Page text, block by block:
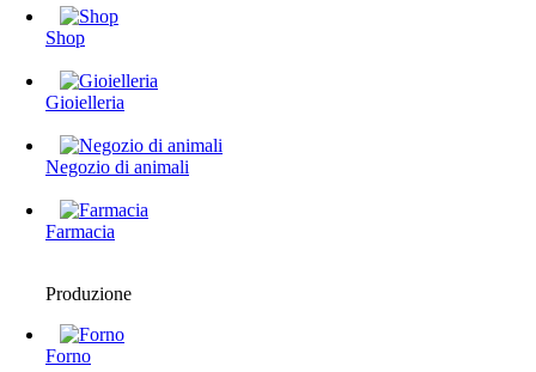
Shop
Gioielleria
Negozio di animali
Farmacia
Produzione
Forno